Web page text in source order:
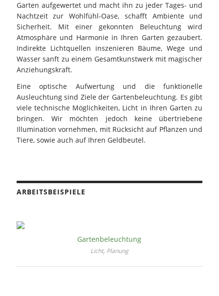
Garten aufgewertet und macht ihn zu jeder Tages- und
Nachtzeit zur Wohlfühl-Oase, schafft Ambiente und
Sicherheit. Mit einer gekonnten Beleuchtung wird
Atmosphäre und Harmonie in Ihren Garten gezaubert.
Indirekte Lichtquellen inszenieren Bäume, Wege und
Wasser sanft zu einem Gesamtkunstwerk mit magischer
Anziehungskraft.
Eine optische Aufwertung und die funktionelle
Ausleuchtung sind Ziele der Gartenbeleuchtung. Es gibt
viele technische Möglichkeiten, Licht in Ihren Garten zu
bringen. Wir möchten jedoch keine übertriebene
Illumination vornehmen, mit Rücksicht auf Pflanzen und
Tiere, sowie auch auf Ihren Geldbeutel.
ARBEITSBEISPIELE
Gartenbeleuchtung
Licht, Planung